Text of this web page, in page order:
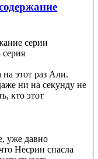
этот раз Али.
ни на секунду не
кто этот
уже давно
Несрин спасла